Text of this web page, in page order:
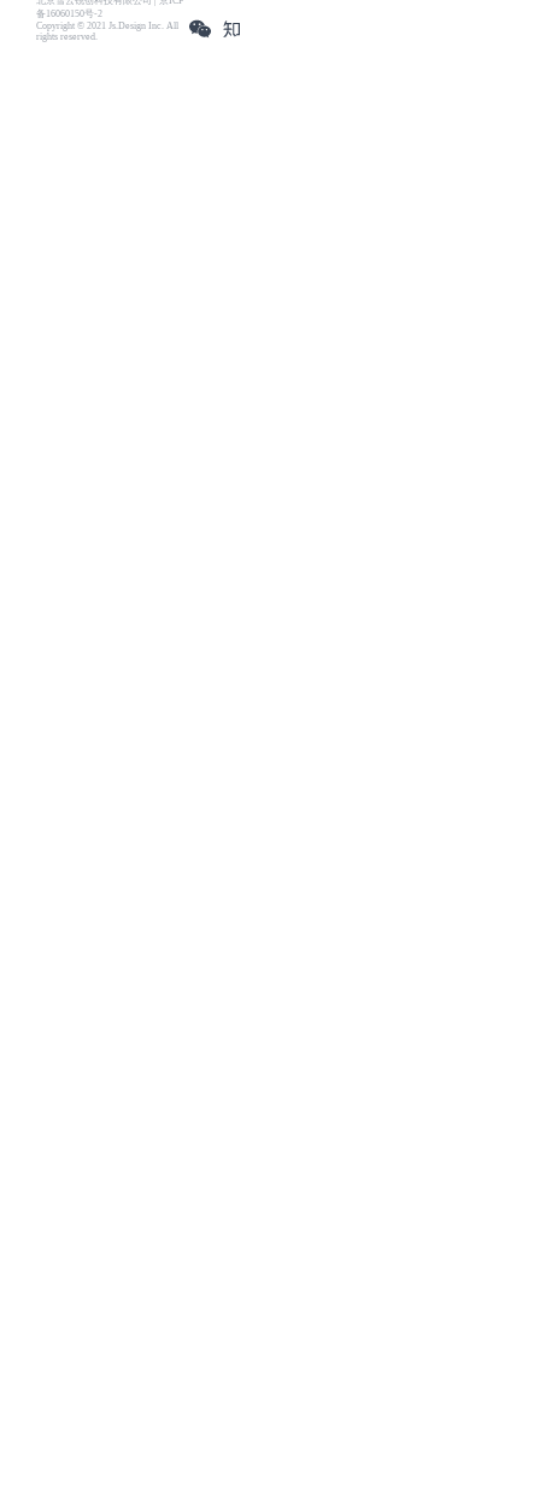
备16060150号-2
Copyright © 2021 Js.Design Inc. All
rights reserved.